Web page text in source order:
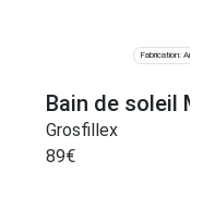
Fabrication:
Bain de soleil
Grosfillex
89€